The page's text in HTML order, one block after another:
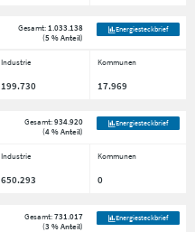
Gesamt: 1.033.138
(5 % Anteil)
Energiesteckbrief
Industrie Kommunen
199.730 17.969
Gesamt:934.920
(4 % Anteil)
Energiesteckbrief
Industrie Kommunen
650.293 0
Gesamt:731.017
(3 % Anteil)
Energiesteckbrief